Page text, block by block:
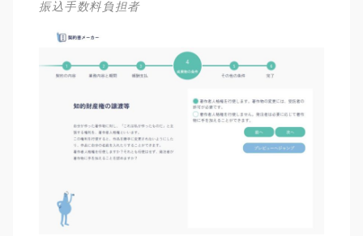
振込手数料負担者